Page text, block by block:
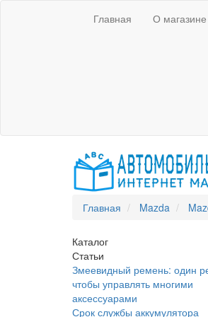
Главная О магазине
Главная Mazda
Каталог
Статьи
Змеевидный ремень: один
чтобы управлять многими
аксессуарами
Срок службы аккумулятора